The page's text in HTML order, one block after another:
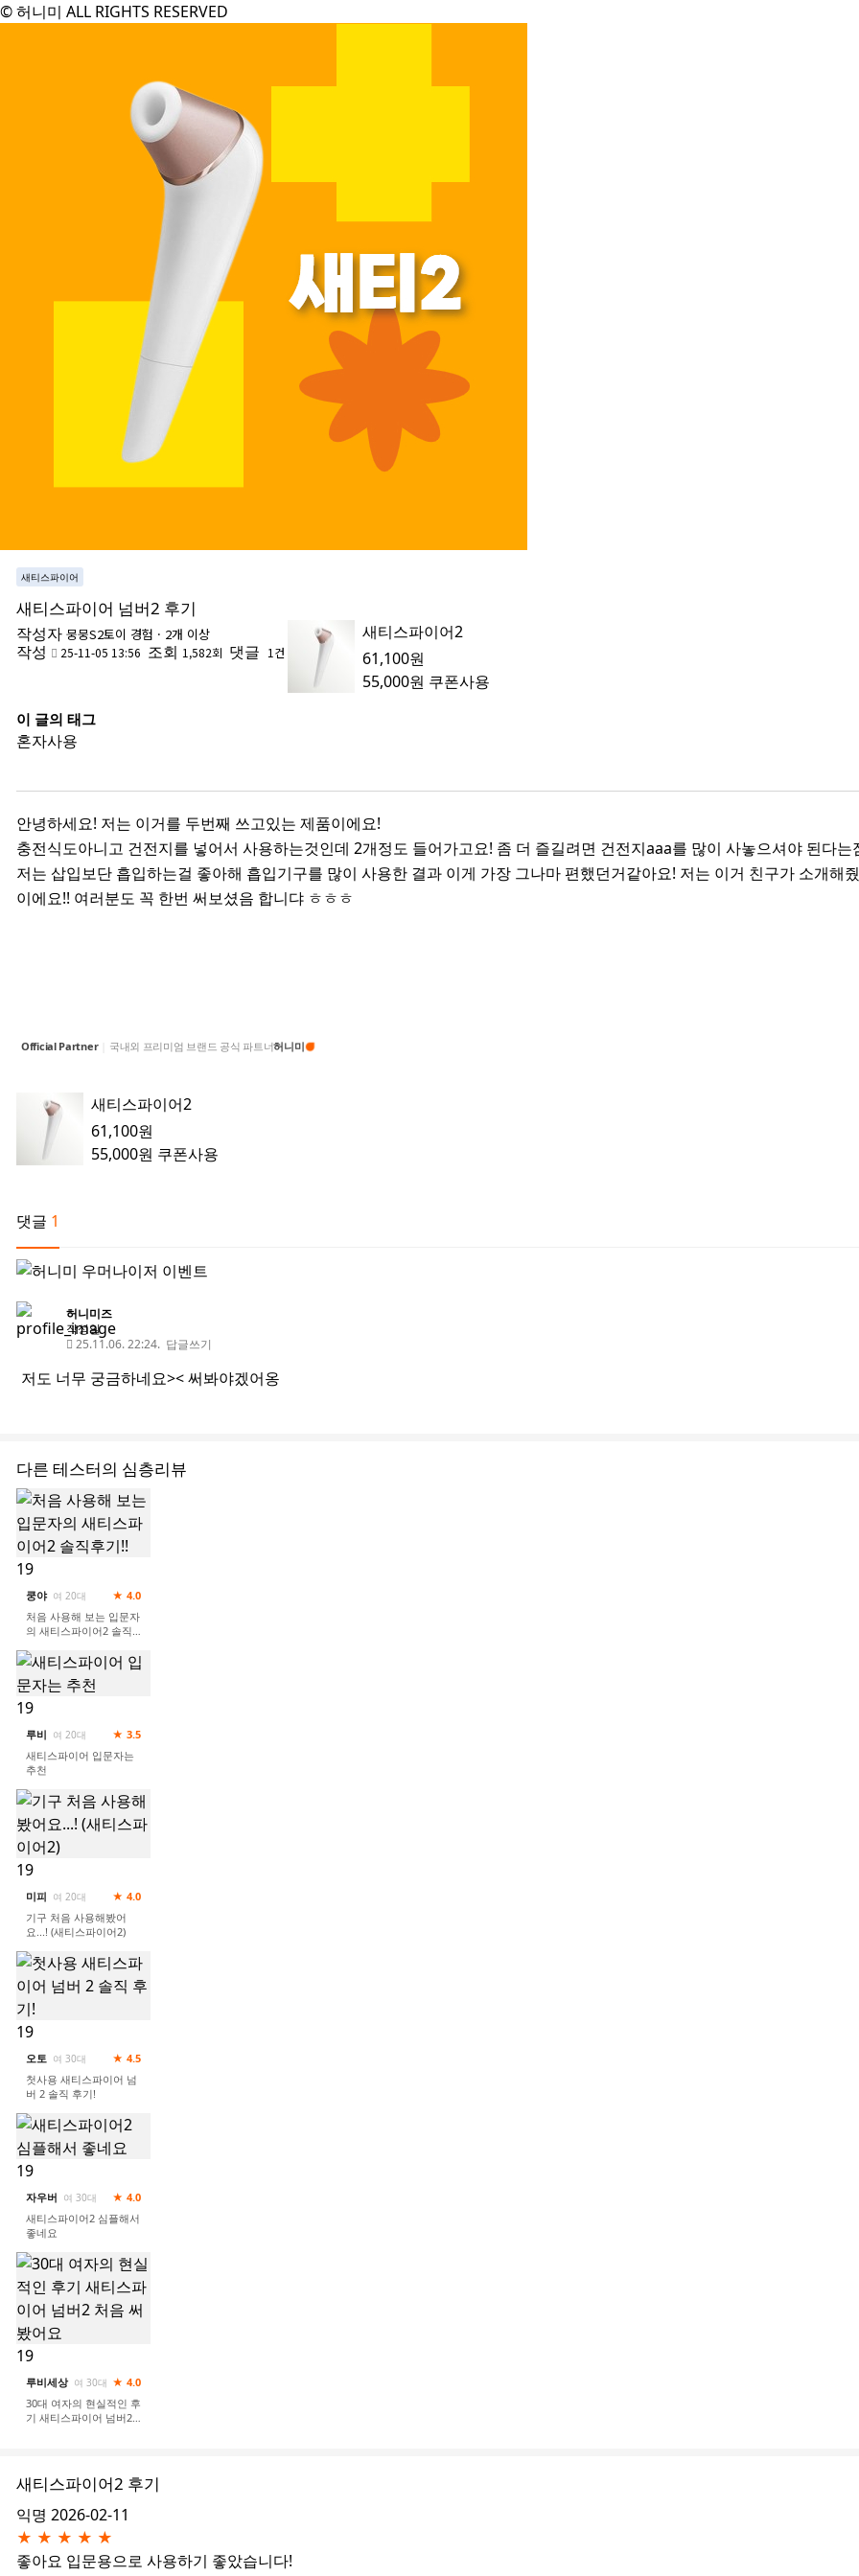
© 허니미 ALL RIGHTS RESERVED
새티스파이어
새티스파이어 넘버2 후기
작성자 뭉뭉S2토이 경험 · 2개 이상
작성 25-11-05 13:56 조회 1,582회 댓글 1건
새티스파이어2
61,100원
55,000원 쿠폰사용
이 글의 태그
혼자사용
안녕하세요! 저는 이거를 두번째 쓰고있는 제품이에요!
충전식도아니고 건전지를 넣어서 사용하는것인데 2개정도 들어가고요! 좀 더 즐길려면 건전지aaa를 많이 사놓으셔야 된다
저는 삽입보단 흡입하는걸 좋아해 흡입기구를 많이 사용한 결과 이게 가장 그나마 편했던거같아요! 저는 이거 친구가 소개
이에요!! 여러분도 꼭 한번 써보셨음 합니댜 ㅎㅎㅎ
Official Partner 국내외 프리미엄 브랜드 공식 파트너허니미
새티스파이어2
61,100원
55,000원 쿠폰사용
댓글 1
허니미즈
작성일
25.11.06. 22:24. 답글쓰기
저도 너무 궁금하네요>< 써봐야겠어옹
다른 테스터의 심층리뷰
19
쿵야 여 20대
★ 4.0
처음 사용해 보는 입문자
의 새티스파이어2 솔직
19
루비 여 20대
★ 3.5
새티스파이어 입문자는
추천
19
미피 여 20대
★ 4.0
기구 처음 사용해봤어
요...! (새티스파이어2)
19
오토 여 30대
★ 4.5
첫사용 새티스파이어 넘
버 2 솔직 후기!
19
자우버 여 30대
★ 4.0
새티스파이어2 심플해서
좋네요
19
루비세상 여 30대 ★ 4.0
30대 여자의 현실적인 후
기 새티스파이어 넘버2
새티스파이어2 후기
익명 2026-02-11
★ ★ ★ ★ ★
좋아요 입문용으로 사용하기 좋았습니다!